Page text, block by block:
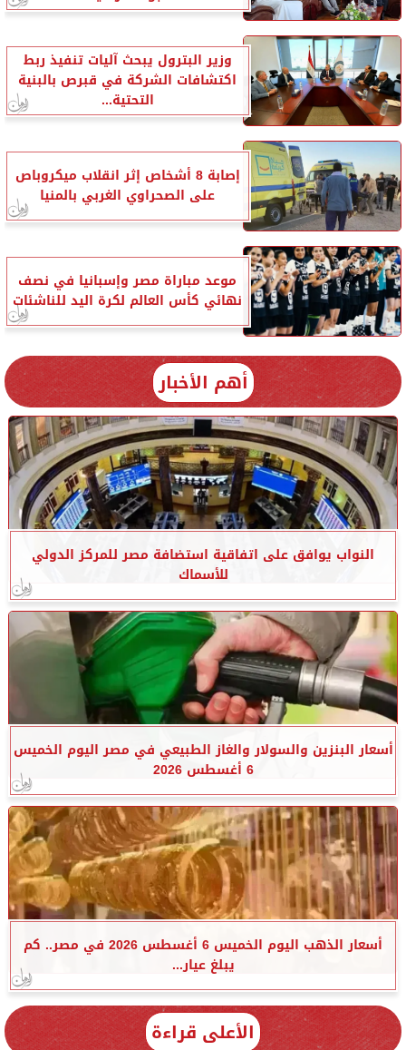
وزير البترول يبحث آليات تنفيذ ربط
اكتشافات الشركة في قبرص بالبنية
التحتية...
إصابة 8 أشخاص إثر انقلاب ميكروباص
على الصحراوي الغربي بالمنيا
موعد مباراة مصر وإسبانيا في نصف
نهائي كأس العالم لكرة اليد للناشئات
أهم الأخبار
النواب يوافق على اتفاقية استضافة مصر للمركز الدولي
للأسماك
أسعار البنزين والسولار والغاز الطبيعي في مصر اليوم الخميس
6 أغسطس 2026
أسعار الذهب اليوم الخميس 6 أغسطس 2026 في مصر.. كم
يبلغ عيار...
الأعلى قراءة